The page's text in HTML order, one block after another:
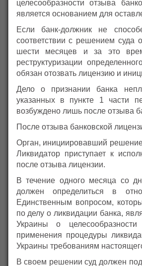
целесообразности отзыва
является основанием для
Если банк-должник не
соответствии с решением суда
шести месяцев и за это
реструктуризации
обязан отозвать лицензию и
Дело о признании банка
указанных в пункте 1 части
возбуждено лишь после отзыва
После отзыва банковской
Орган, инициировавший
Ликвидатор приступает к
после отзыва лицензии.
В течение одного месяца со
должен определиться в
Единственным вопросом,
по делу о ликвидации банка,
Украины о
применения процедуры
Украины требованиям
В своем решении суд должен